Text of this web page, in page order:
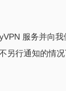
服务并向
行通知的情